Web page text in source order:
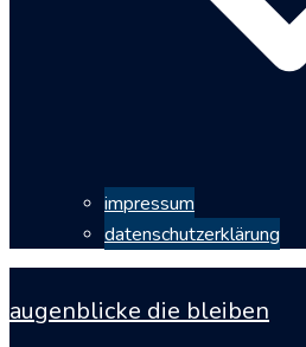
impressum
datenschutzerklärung
augenblicke die bleiben